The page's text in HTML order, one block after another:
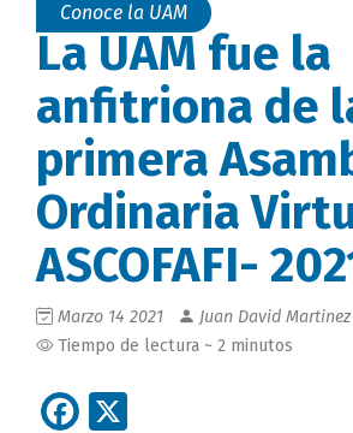
Conoce la UAM
La UAM fue la
anfitriona de
primera
Ordinaria
ASCOFAFI-
Marzo 14 2021
Juan David Martinez
Tiempo de lectura ~ 2 minutos
Facebook